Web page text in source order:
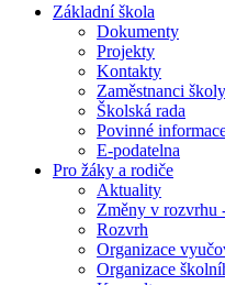
Základní škola
Dokumenty
Projekty
Kontakty
Zaměstnanci školy
Školská rada
Povinné
E-podatelna
Pro žáky a rodiče
Aktuality
Změny v rozvrhu
Rozvrh
Organizace
Organizace